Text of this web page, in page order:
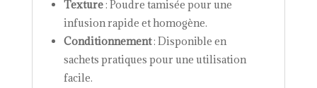
Texture: Poudre tamisée pour une
infusion rapide et homogène.
Conditionnement: Disponible en
sachets pratiques pour une utilisation
facile.